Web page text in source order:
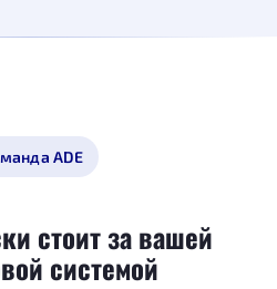
ADE
стоит за вашей
системой